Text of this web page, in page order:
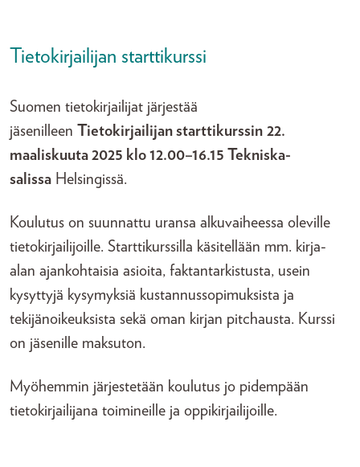
Tietokirjailijan starttikurssi
Suomen tietokirjailijat järjestää
jäsenilleen Tietokirjailijan starttikurssin 22.
maaliskuuta 2025 klo 12.00–16.15 Tekniska-
salissa Helsingissä.
Koulutus on suunnattu uransa alkuvaiheessa oleville
tietokirjailijoille. Starttikurssilla käsitellään mm. kirja-
alan ajankohtaisia asioita, faktantarkistusta, usein
kysyttyjä kysymyksiä kustannussopimuksista ja
tekijänoikeuksista sekä oman kirjan pitchausta. Kurssi
on jäsenille maksuton.
Myöhemmin järjestetään koulutus jo pidempään
tietokirjailijana toimineille ja oppikirjailijoille.